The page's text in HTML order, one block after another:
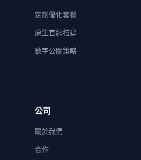
定制優化套餐
原生官網搭建
數字公關策略
公司
關於我們
合作